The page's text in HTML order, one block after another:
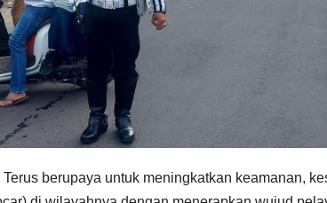
berupaya untuk meningkatkan keamanan,